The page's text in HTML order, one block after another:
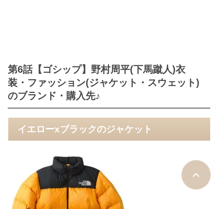
第6話【ゴシップ】野村周平(下馬蹴人)衣
装・ファッション(ジャケット・スウェット)
のブランド・購入先♪
イエローxブラックのジャケット